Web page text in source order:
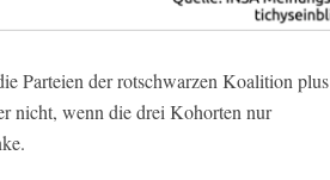
Parteien der rotschwarzen Koalition plus
nicht, wenn die drei Kohorten nur